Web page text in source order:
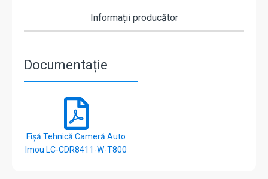
Informații producător
Documentație
Fișă Tehnică Cameră Auto
Imou LC-CDR8411-W-T800